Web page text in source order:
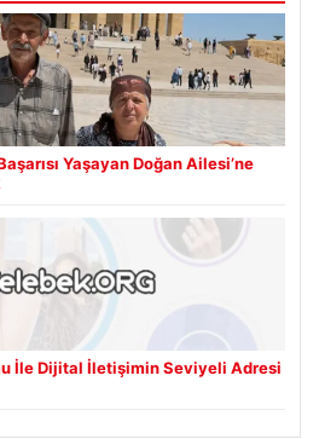
Yaşayan Doğan Ailesi’ne
İle Dijital İletişimin Seviyeli Adresi